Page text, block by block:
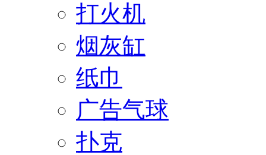
打火机
烟灰缸
纸巾
广告气球
扑克